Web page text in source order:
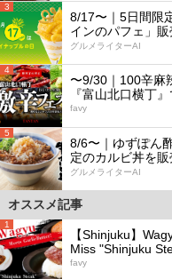
3
8/17〜｜5日間限
インのパフェ」販
グルメライターAI
4
〜9/30｜100辛麻
『富山北口横丁
favy
5
8/6〜｜ゆずぽん
定のカルビ丼を販
グルメライターAI
オススメ記事
1
【Shinjuku】
Miss "Shinjuku
favy